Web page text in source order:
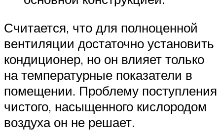
Считается, что для полноценной
вентиляции достаточно установить
кондиционер, но он влияет только
на температурные показатели в
помещении. Проблему поступления
чистого, насыщенного кислородом
воздуха он не решает.